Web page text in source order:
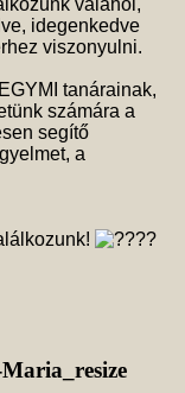
idegenkedve
viszonyulni.
tanárainak,
számára a
segítő
a